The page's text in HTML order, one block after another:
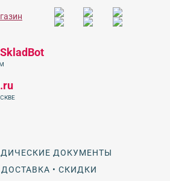
ДОКУМЕНТЫ
• СКИДКИ